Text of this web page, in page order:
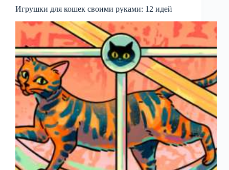
Игрушки для кошек своими руками: 12 идей